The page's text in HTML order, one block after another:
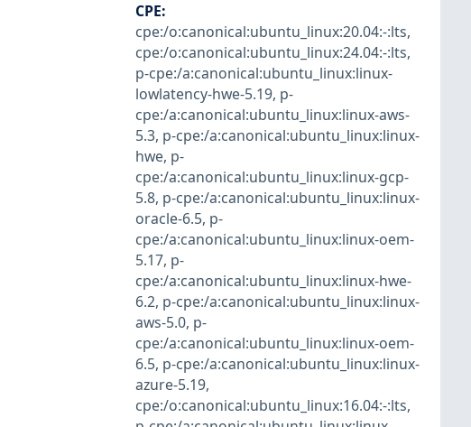
CPE:
cpe:/o:canonical:ubuntu_linux:20.04:-:lts,
cpe:/o:canonical:ubuntu_linux:24.04:-:lts,
p-cpe:/a:canonical:ubuntu_linux:linux-
lowlatency-hwe-5.19, p-
cpe:/a:canonical:ubuntu_linux:linux-aws-
5.3, p-cpe:/a:canonical:ubuntu_linux:linux-
hwe, p-
cpe:/a:canonical:ubuntu_linux:linux-gcp-
5.8, p-cpe:/a:canonical:ubuntu_linux:linux-
oracle-6.5, p-
cpe:/a:canonical:ubuntu_linux:linux-oem-
5.17, p-
cpe:/a:canonical:ubuntu_linux:linux-hwe-
6.2, p-cpe:/a:canonical:ubuntu_linux:linux-
aws-5.0, p-
cpe:/a:canonical:ubuntu_linux:linux-oem-
6.5, p-cpe:/a:canonical:ubuntu_linux:linux-
azure-5.19,
cpe:/o:canonical:ubuntu_linux:16.04:-:lts,